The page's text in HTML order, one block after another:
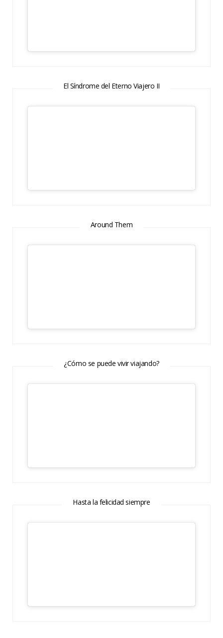
El Síndrome del Eterno Viajero II
Around Them
¿Cómo se puede vivir viajando?
Hasta la felicidad siempre